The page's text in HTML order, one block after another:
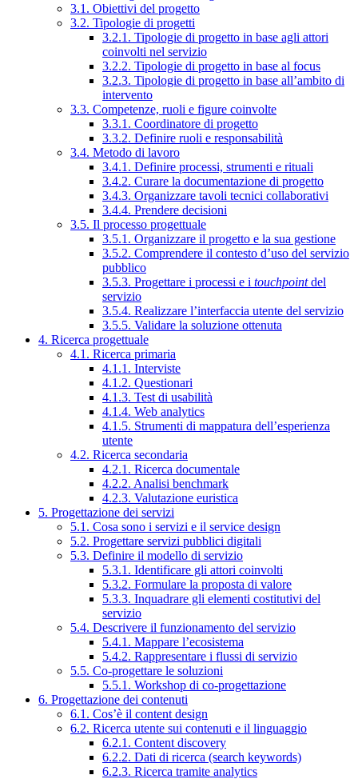
3.1. Obiettivi del progetto
3.2. Tipologie di progetti
3.2.1. Tipologie di progetto in base agli attori
coinvolti nel servizio
3.2.2. Tipologie di progetto in base al focus
3.2.3. Tipologie di progetto in base all’ambito di
intervento
3.3. Competenze, ruoli e figure coinvolte
3.3.1. Coordinatore di progetto
3.3.2. Definire ruoli e responsabilità
3.4. Metodo di lavoro
3.4.1. Definire processi, strumenti e rituali
3.4.2. Curare la documentazione di progetto
3.4.3. Organizzare tavoli tecnici collaborativi
3.4.4. Prendere decisioni
3.5. Il processo progettuale
3.5.1. Organizzare il progetto e la sua gestione
3.5.2. Comprendere il contesto d’uso del servizio
pubblico
3.5.3. Progettare i processi e i touchpointdel
servizio
3.5.4. Realizzare l’interfaccia utente del servizio
3.5.5. Validare la soluzione ottenuta
4. Ricerca progettuale
4.1. Ricerca primaria
4.1.1. Interviste
4.1.2. Questionari
4.1.3. Test di usabilità
4.1.4. Web analytics
4.1.5. Strumenti di mappatura dell’esperienza
utente
4.2. Ricerca secondaria
4.2.1. Ricerca documentale
4.2.2. Analisi benchmark
4.2.3. Valutazione euristica
5. Progettazione dei servizi
5.1. Cosa sono i servizi e il service design
5.2. Progettare servizi pubblici digitali
5.3. Definire il modello di servizio
5.3.1. Identificare gli attori coinvolti
5.3.2. Formulare la proposta di valore
5.3.3. Inquadrare gli elementi costitutivi del
servizio
5.4. Descrivere il funzionamento del servizio
5.4.1. Mappare l’ecosistema
5.4.2. Rappresentare i flussi di servizio
5.5. Co-progettare le soluzioni
5.5.1. Workshop di co-progettazione
6. Progettazione dei contenuti
6.1. Cos’è il content design
6.2. Ricerca utente sui contenuti e il linguaggio
6.2.1. Content discovery
6.2.2. Dati di ricerca (search keywords)
6.2.3. Ricerca tramite analytics